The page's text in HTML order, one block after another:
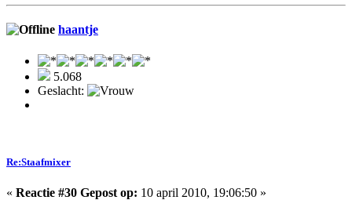
haantje
5.068
Geslacht:
Re:Staafmixer
« Reactie #30 Gepost op: 10 april 2010, 19:06:50 »